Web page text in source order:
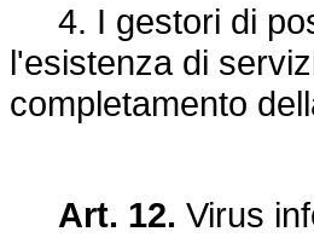
4. I gestori di
l'esistenza di
completamento
Art. 12. Virus